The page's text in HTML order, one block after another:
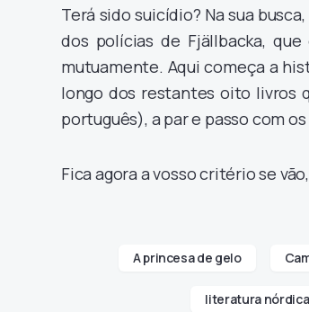
Terá sido suicídio? Na sua
dos polícias de Fjällbacka,
mutuamente. Aqui começa a
longo dos restantes oito livros
português), a par e passo com
Fica agora a vosso critério se
A princesa de gelo
literatura nórdica